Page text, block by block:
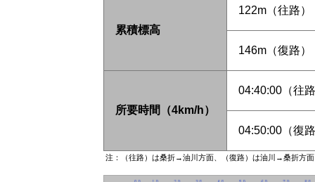
注：（往路）は桑折→油川方面、（復路）は油川→桑折方面
累積標高
122m（往路）
146m（復路）
所要時間（4km/h）
04:40:00（往路
04:50:00（復路